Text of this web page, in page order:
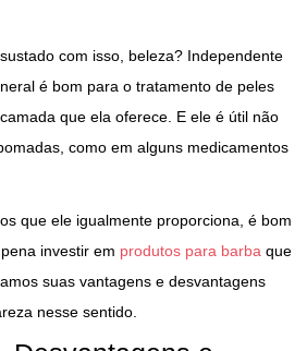
com isso, beleza? Independente
é bom para o tratamento de peles
que ela oferece. E ele é útil não
como em alguns medicamentos
que ele igualmente proporciona, é bom
investir em produtos para barba que
suas vantagens e desvantagens
nesse sentido.